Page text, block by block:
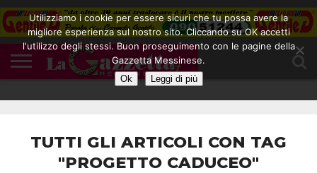
CONTATTI
COOKIE
POLICY
DIVENTA
BLOGGER
HOME
NOTE
LEGALI
TUTTI GLI ARTICOLI CON TAG
"PROGETTO CADUCEO"
Utilizziamo i cookie per essere sicuri che tu possa avere la
migliore esperienza sul nostro sito. Cliccando su OK accetti
l'utilizzo degli stessi. Buon proseguimento con le pagine della
Gazzetta Messinese.
Ok Leggi di più